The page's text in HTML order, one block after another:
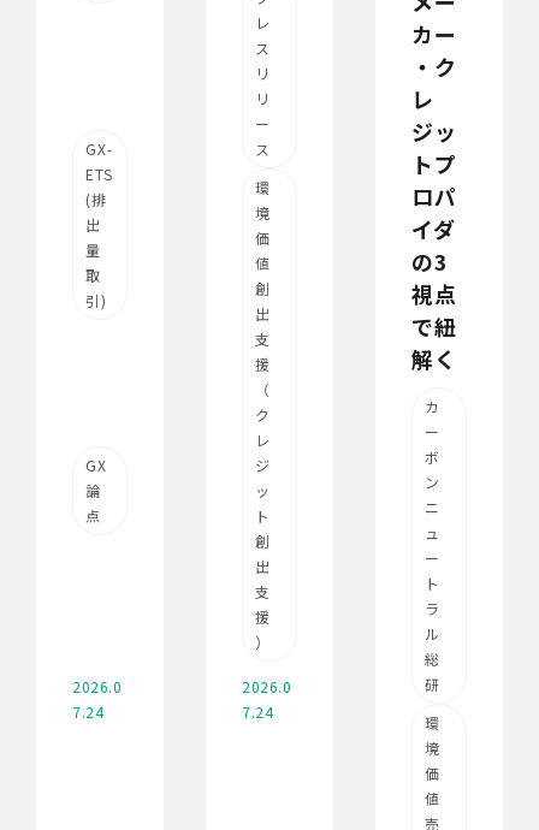
GX-
ETS
(排
出
量
取
引)
GX
論
点
2026.0
7.24
レ
ス
リ
リ
ー
ス
環
境
価
値
創
出
支
援
（
ク
レ
ジ
ッ
ト
創
出
支
援
）
2026.0
7.24
カー
・ク
レ
ジッ
トプ
ロパ
イダ
の3
視点
で紐
解く
カ
ー
ボ
ン
ニ
ュ
ー
ト
ラ
ル
総
研
環
境
価
値
売